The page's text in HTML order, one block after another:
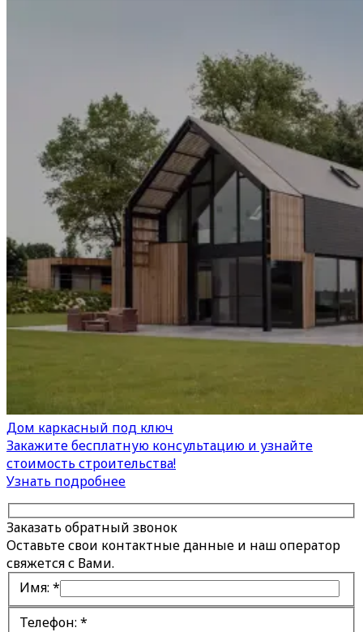
Дом каркасный под ключ
Закажите бесплатную консультацию и узнайте
стоимость строительства!
Узнать подробнее
Заказать обратный звонок
Оставьте свои контактные данные и наш оператор
свяжется с Вами.
Имя: *
Телефон: *